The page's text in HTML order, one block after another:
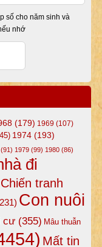
số cho năm sinh và
nhớ
(179) 1969 (107)
1974(193)
1979(99) 1980(86)
đi
Chiến tranh
Con nuôi
cư(355) Mâu thuẫn
Mất tin